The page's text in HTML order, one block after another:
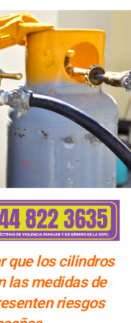
que los cilindros
las medidas de
riesgos